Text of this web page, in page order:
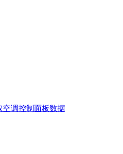
空调控制面板数据